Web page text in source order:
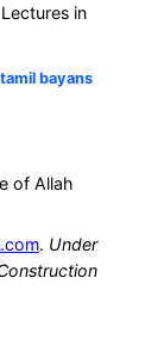
in
bayans
of Allah
. Under